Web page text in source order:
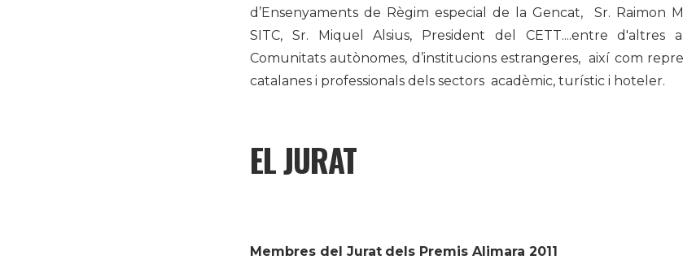
d’Ensenyaments de Règim especial de la Gencat, Sr. Raimon
SITC, Sr. Miquel Alsius, President del CETT....entre d'altres
Comunitats autònomes, d’institucions estrangeres, així com
catalanes i professionals dels sectors acadèmic, turístic i hoteler.
EL JURAT
Membres del Jurat dels Premis Alimara 2011